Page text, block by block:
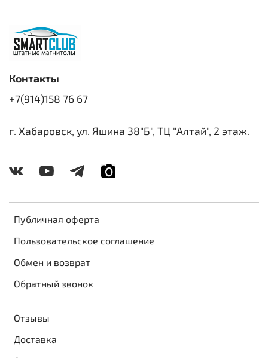
Публичная оферта
Пользовательское соглашение
Обмен и возврат
Обратный звонок
Отзывы
Доставка
Контакты
+7(914)158 76 67
г. Хабаровск, ул. Яшина 38"Б", ТЦ "Алтай", 2 этаж.